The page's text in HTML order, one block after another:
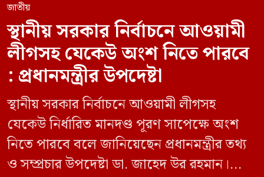
জাতীয়
স্থানীয় সরকার নির্বাচনে আওয়ামী
লীগসহ যেকেউ অংশ নিতে পারবে
: প্রধানমন্ত্রীর উপদেষ্টা
স্থানীয় সরকার নির্বাচনে আওয়ামী লীগসহ
যেকেউ নির্ধারিত মানদণ্ড পূরণ সাপেক্ষে অংশ
নিতে পারবে বলে জানিয়েছেন প্রধানমন্ত্রীর তথ্য
ও সম্প্রচার উপদেষ্টা ডা. জাহেদ উর রহমান।